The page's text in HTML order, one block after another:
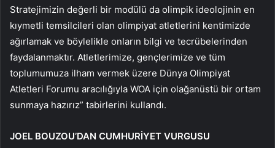
Stratejimizin değerli bir modülü da olimpik ideolojinin en
kıymetli temsilcileri olan olimpiyat atletlerini kentimizde
ağırlamak ve böylelikle onların bilgi ve tecrübelerinden
faydalanmaktır. Atletlerimize, gençlerimize ve tüm
toplumumuza ilham vermek üzere Dünya Olimpiyat
Atletleri Forumu aracılığıyla WOA için olağanüstü bir ortam
sunmaya hazırız” tabirlerini kullandı.
JOEL BOUZOU’DAN CUMHURİYET VURGUSU